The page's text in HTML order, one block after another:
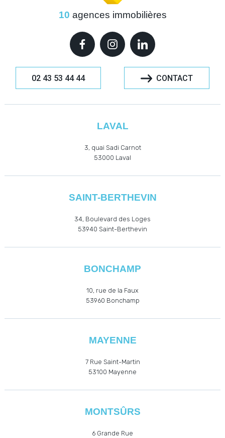
10 agences immobilières
02 43 53 44 44 CONTACT
LAVAL
3, quai Sadi Carnot
53000 Laval
SAINT-BERTHEVIN
34, Boulevard des Loges
53940 Saint-Berthevin
BONCHAMP
10, rue de la Faux
53960 Bonchamp
MAYENNE
7 Rue Saint-Martin
53100 Mayenne
MONTSÛRS
6 Grande Rue